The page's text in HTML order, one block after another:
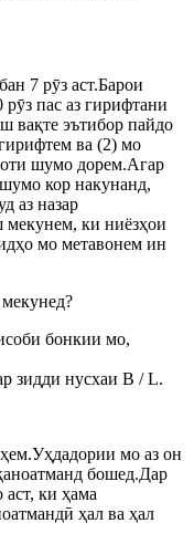
7 рӯз аст.Барои
пас аз гирифтани
вақте эътибор пайдо
ва (2) мо
шумо дорем.Агар
кор накунанд,
аз назар
мекунем, ки ниёзҳои
мо метавонем ин
бонкии мо,
зидди нусхаи B / L.
мо аз он
бошед.Дар
ки ҳама
ҳал ва ҳал